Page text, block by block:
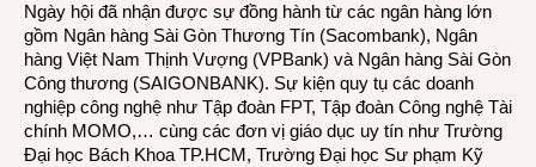
Ngày hội đã nhận được sự đồng hành từ các ngân hàng lớn
gồm Ngân hàng Sài Gòn Thương Tín (Sacombank), Ngân
hàng Việt Nam Thịnh Vượng (VPBank) và Ngân hàng Sài Gòn
Công thương (SAIGONBANK). Sự kiện quy tụ các doanh
nghiệp công nghệ như Tập đoàn FPT, Tập đoàn Công nghệ Tài
chính MOMO,… cùng các đơn vị giáo dục uy tín như Trường
Đại học Bách Khoa TP.HCM, Trường Đại học Sư phạm Kỹ